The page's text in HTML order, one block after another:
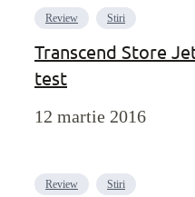
Review Stiri
Transcend Store
test
12 martie 2016
Review Stiri